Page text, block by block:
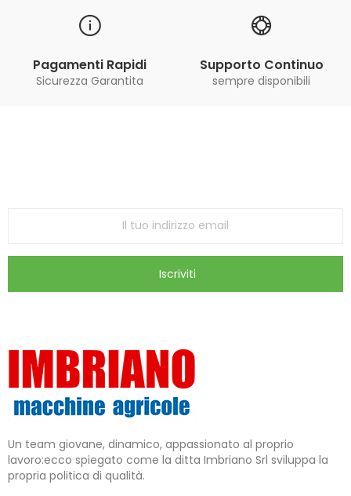
Pagamenti Rapidi
Sicurezza Garantita
Supporto Continuo
sempre disponibili
Iscriviti
Un team giovane, dinamico, appassionato al proprio
lavoro:ecco spiegato come la ditta Imbriano Srl sviluppa la
propria politica di qualità.